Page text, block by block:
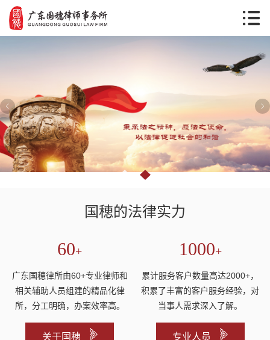
国穂的法律实力
60+
广东国穂律所由60+专业律师和
相关辅助人员组建的精品化律
所，分工明确，办案效率高。
关于国穂
1000+
累计服务客户数量高达2000+，
积累了丰富的客户服务经验，对
当事人需求深入了解。
专业人员